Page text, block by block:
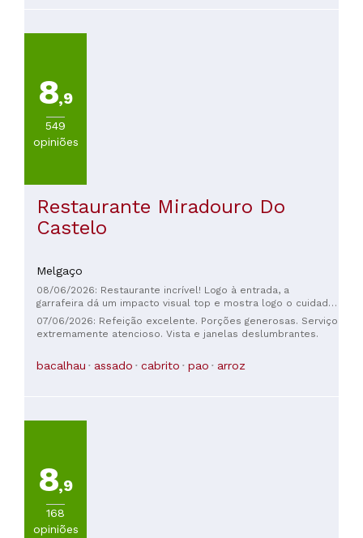
8,9
549
opiniões
Restaurante Miradouro Do
Castelo
Melgaço
08/06/2026: Restaurante incrível! Logo à entrada, a
garrafeira dá um impacto visual top e mostra logo o cuidado
que existe no espaço. A decoração interior é muito bonita e
a vista direta para as montanhas e para o castelo é
simplesmente de perder o fôlego. A comida estava muito
o detalhe do robô a trazer a comida, que cria uma interação
07/06/2026: Refeição excelente. Porções generosas. Serviço
extremamente atencioso. Vista e janelas deslumbrantes.
bacalhau assado cabrito pao arroz
8,9
168
opiniões